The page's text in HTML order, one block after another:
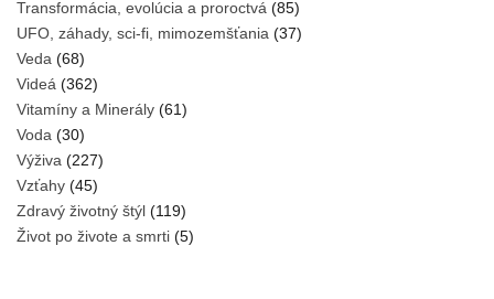
Transformácia, evolúcia a proroctvá (85)
UFO, záhady, sci-fi, mimozemšťania (37)
Veda (68)
Videá (362)
Vitamíny a Minerály (61)
Voda (30)
Výživa (227)
Vzťahy (45)
Zdravý životný štýl (119)
Život po živote a smrti (5)